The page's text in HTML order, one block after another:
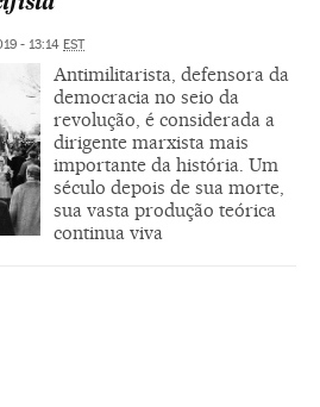
- 13:14 EST
Antimilitarista, defensora da
democracia no seio da
revolução, é considerada a
dirigente marxista mais
importante da história. Um
século depois de sua morte,
sua vasta produção teórica
continua viva